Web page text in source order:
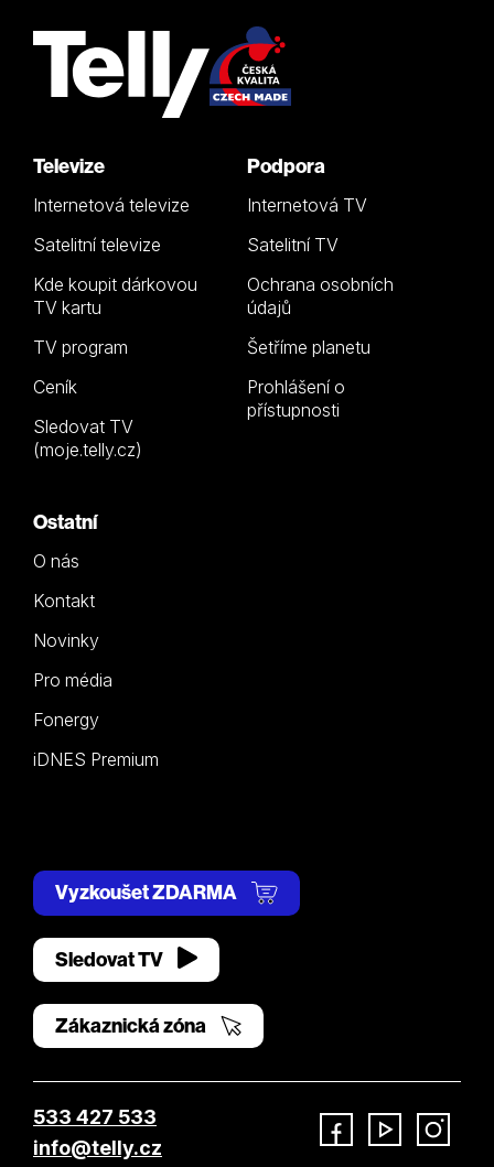
Televize
Internetová televize
Satelitní televize
Kde koupit dárkovou
TV kartu
TV program
Ceník
Sledovat TV
(moje.telly.cz)
Podpora
Internetová TV
Satelitní TV
Ochrana osobních
údajů
Šetříme planetu
Prohlášení o
přístupnosti
Ostatní
O nás
Kontakt
Novinky
Pro média
Fonergy
iDNES Premium
Vyzkoušet ZDARMA
Sledovat TV
Zákaznická zóna
533 427 533
info@telly.cz